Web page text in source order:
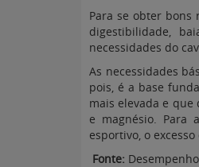
Para se obter
digestibilidade,
necessidades do
As necessidades
pois, é a base
mais elevada e que
e magnésio. Para
esportivo, o
Fonte: Desempenho